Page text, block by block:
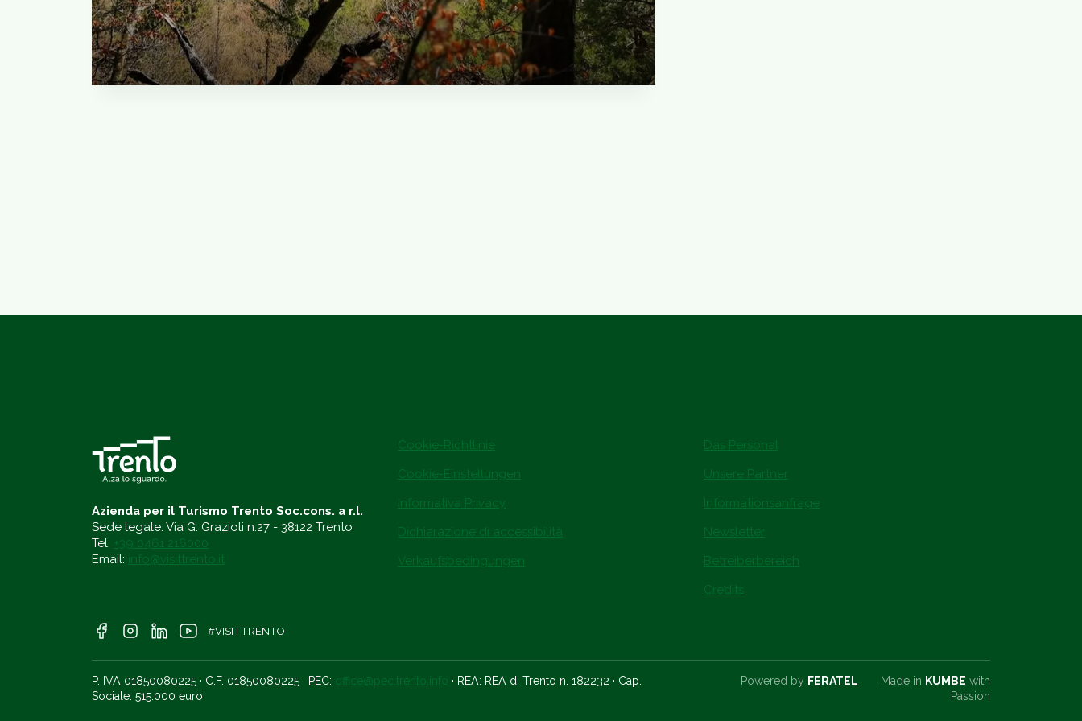
Azienda per il Turismo Trento Soc.cons. a r.l.
Sede legale: Via G. Grazioli n.27 - 38122 Trento
Tel. +39 0461 216000
Email: info@visittrento.it
Cookie-Richtlinie
Cookie-Einstellungen
Informativa Privacy
Dichiarazione di accessibilità
Verkaufsbedingungen
Das Personal
Unsere Partner
Informationsanfrage
Newsletter
Betreiberbereich
Credits
#VISITTRENTO
P. IVA 01850080225 · C.F. 01850080225 · PEC: office@pec.trento.info · REA: REA di Trento n. 182232 · Cap.
Sociale: 515.000 euro
Powered by FERATEL Made in KUMBE with
Passion